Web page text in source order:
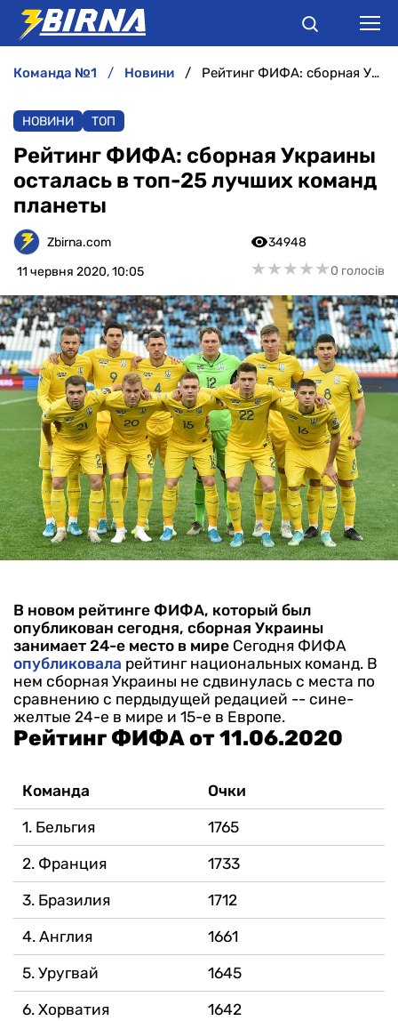
АНАЛІТИКА
ІНТЕРВ'Ю
РІЗНЕ
БУКМЕКЕРИ
команда №1 новини Рейтинг ФИФА: сборная Украины осталась в топ-25 лучших команд планеты
НОВИНИ ТОП
Рейтинг ФИФА: сборная Украины
осталась в топ-25 лучших команд
планеты
Zbirna.com
11 червня 2020, 10:05
34948
★★★★★
★★★★★0 голосів
В новом рейтинге ФИФА, который был
опубликован сегодня, сборная Украины
занимает 24-е место в мире Сегодня ФИФА
опубликовала рейтинг национальных команд. В
нем сборная Украины не сдвинулась с места по
сравнению с пердыдущей редацией -- сине-
желтые 24-е в мире и 15-е в Европе.
Рейтинг ФИФА от 11.06.2020
Команда Очки
1. Бельгия 1765
2. Франция 1733
3. Бразилия 1712
4. Англия 1661
5. Уругвай 1645
6. Хорватия 1642